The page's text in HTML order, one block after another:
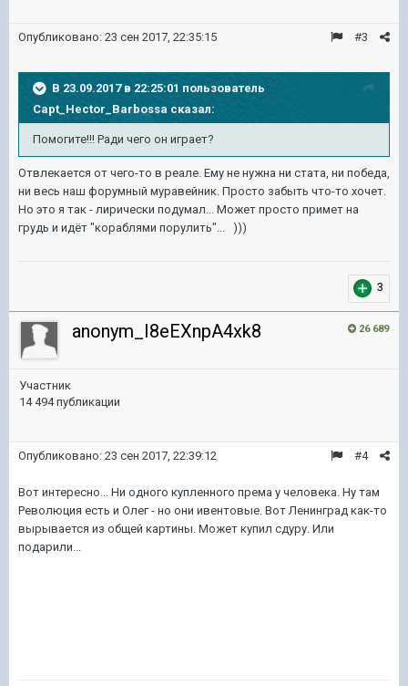
#3
Опубликовано: 23 сен 2017, 22:35:15
В 23.09.2017 в 22:25:01 пользователь
Capt_Hector_Barbossa сказал:
Помогите!!! Ради чего он играет?
Отвлекается от чего-то в реале. Ему не нужна ни стата, ни победа,
ни весь наш форумный муравейник. Просто забыть что-то хочет.
Но это я так - лирически подумал... Может просто примет на
грудь и идёт "кораблями порулить"... )))
3
26 689
anonym_I8eEXnpA4xk8
Участник
14 494 публикации
#4
Опубликовано: 23 сен 2017, 22:39:12
Вот интересно... Ни одного купленного према у человека. Ну там
Революция есть и Олег - но они ивентовые. Вот Ленинград как-то
вырывается из общей картины. Может купил сдуру. Или
подарили...